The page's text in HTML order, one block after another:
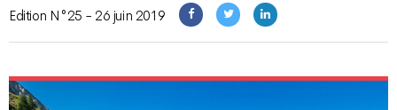
Edition N°25 - 26 juin 2019